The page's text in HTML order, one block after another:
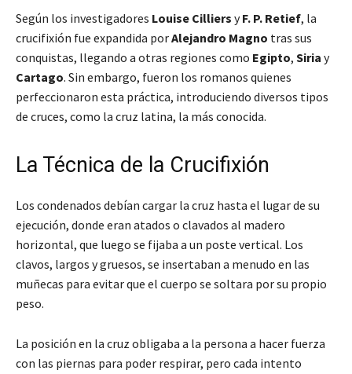
Según los investigadores Louise Cilliers yF. P. Retief, la
crucifixión fue expandida porAlejandro Magno tras sus
conquistas, llegando a otras regiones como Egipto, Siria y
Cartago. Sin embargo, fueron los romanos quienes
perfeccionaron esta práctica, introduciendo diversos tipos
de cruces, como la cruz latina, la más conocida.
La Técnica de la Crucifixión
Los condenados debían cargar la cruz hasta el lugar de su
ejecución, donde eran atados o clavados al madero
horizontal, que luego se fijaba a un poste vertical. Los
clavos, largos y gruesos, se insertaban a menudo en las
muñecas para evitar que el cuerpo se soltara por su propio
peso.
La posición en la cruz obligaba a la persona a hacer fuerza
con las piernas para poder respirar, pero cada intento